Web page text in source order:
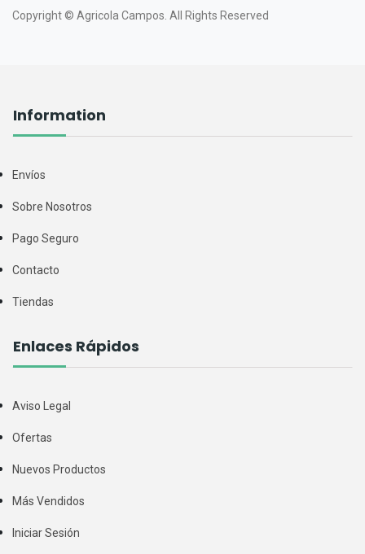
Copyright © Agricola Campos. All Rights Reserved
Information
Envíos
Sobre Nosotros
Pago Seguro
Contacto
Tiendas
Enlaces Rápidos
Aviso Legal
Ofertas
Nuevos Productos
Más Vendidos
Iniciar Sesión